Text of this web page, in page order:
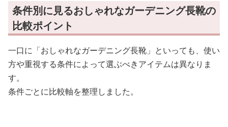
条件別に見るおしゃれなガーデニング長靴の
比較ポイント
一口に「おしゃれなガーデニング長靴」といっても、使い
方や重視する条件によって選ぶべきアイテムは異なりま
す。
条件ごとに比較軸を整理しました。